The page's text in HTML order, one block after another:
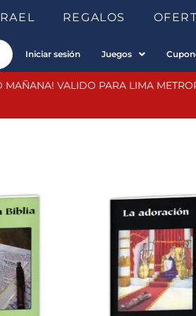
REGALOS
Iniciar sesión Juegos
MAÑANA! VALIDO PARA LIMA